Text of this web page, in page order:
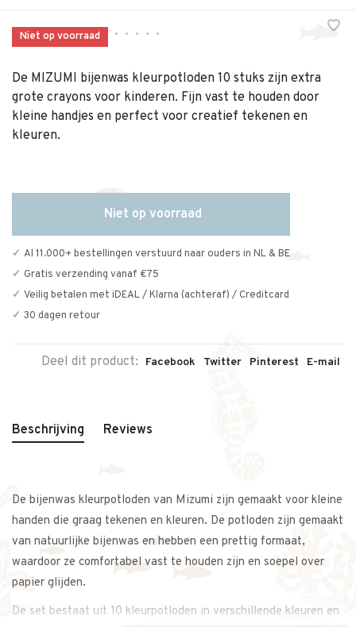
Niet op voorraad • • • • •
De MIZUMI bijenwas kleurpotloden 10 stuks zijn extra
grote crayons voor kinderen. Fijn vast te houden door
kleine handjes en perfect voor creatief tekenen en
kleuren.
Niet op voorraad
Al 11.000+ bestellingen verstuurd naar ouders in NL & BE
Gratis verzending vanaf €75
Veilig betalen met iDEAL / Klarna (achteraf) / Creditcard
30 dagen retour
Deel dit product: Facebook Twitter Pinterest E-mail
Beschrijving Reviews
De bijenwas kleurpotloden van Mizumi zijn gemaakt voor kleine
handen die graag tekenen en kleuren. De potloden zijn gemaakt
van natuurlijke bijenwas en hebben een prettig formaat,
waardoor ze comfortabel vast te houden zijn en soepel over
papier glijden.
De set bestaat uit 10 kleurpotloden in verschillende kleuren en